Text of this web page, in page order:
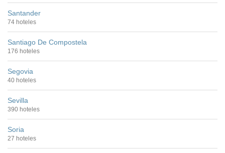
Santander
74 hoteles
Santiago De Compostela
176 hoteles
Segovia
40 hoteles
Sevilla
390 hoteles
Soria
27 hoteles